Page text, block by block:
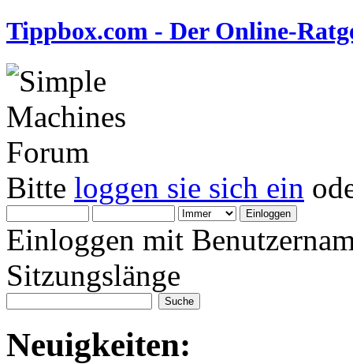
Tippbox.com - Der Online-
Bitte loggen sie sich ein
Einloggen mit
Sitzungslänge
Neuigkeiten: